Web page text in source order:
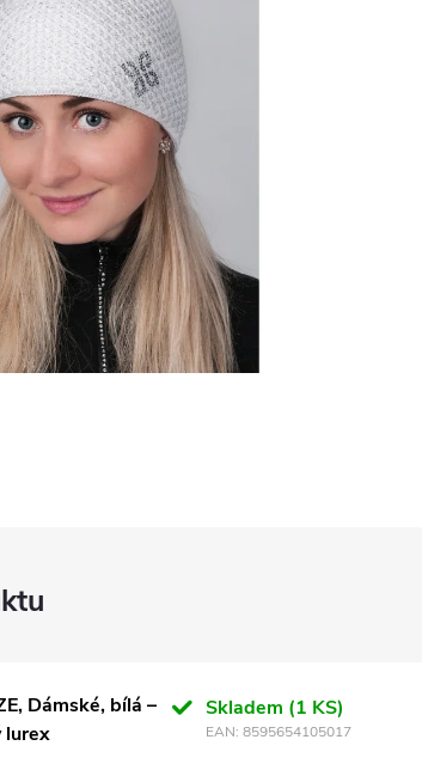
Dámské, bílá –
lurex
Skladem (1 KS)
EAN: 8595654105017